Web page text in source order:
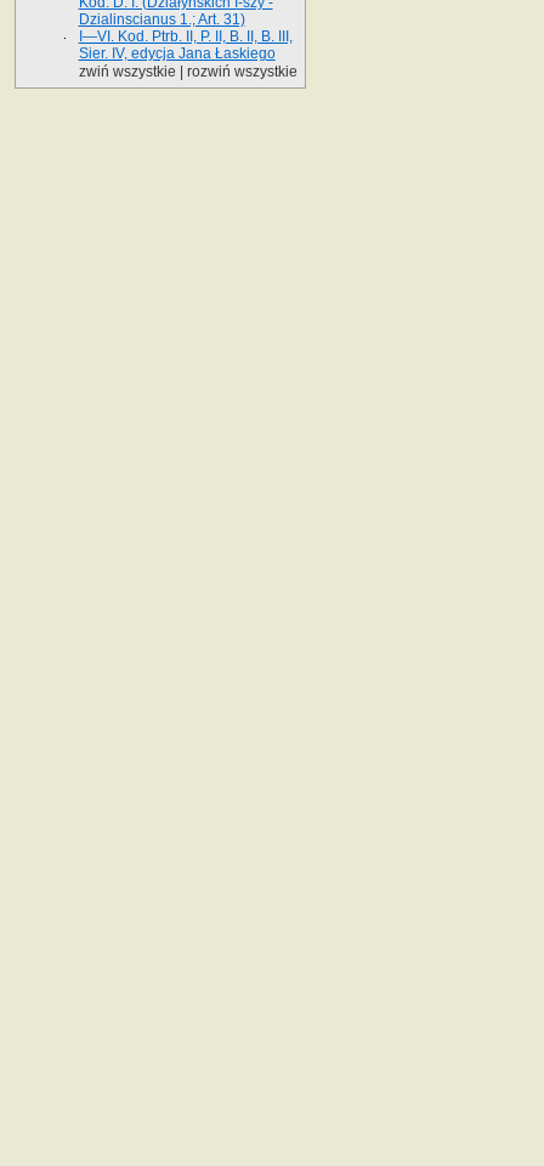
Dzialinscianus 1.; Art. 31)
I—VI. Kod. Ptrb. II, P. II, B. II, B. III,
Sier. IV, edycja Jana Łaskiego
zwiń wszystkie
rozwiń wszystkie